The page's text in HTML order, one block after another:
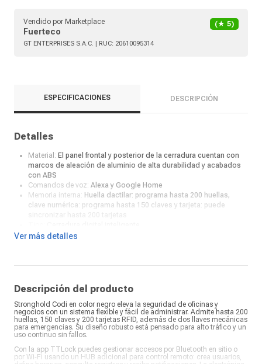
Vendido por Marketplace
Fuerteco
(★ 5)
GT ENTERPRISES S.A.C. | RUC: 20610095314
ESPECIFICACIONES DESCRIPCIÓN
Detalles
Material: El panel frontal y posterior de la cerradura cuentan con
marcos de aleación de aluminio de alta durabilidad y acabados
con ABS
Comandos de voz: Alexa y Google Home
Memoria interna: Huella dactilar: programa hasta 200 huellas,
clave numérica: programa hasta 150 claves y tarjeta: puede
Tipo de Tarjetas:
Recomendaciones:Para puertas de madera y aluminio semi -
¿Qué incluye en la caja?: 3 tarjetas, 2 llaves mecánicas de
emergencia y 4 pilas AA
Ver más detalles
Descripción del producto
Stronghold Codi en color negro eleva la seguridad de oficinas y
negocios con un sistema flexible y fácil de administrar. Admite hasta 200
huellas, 150 claves y 200 tarjetas RFID, además de dos llaves mecánicas
para emergencias. Su diseño robusto está pensado para alto tráfico y un
uso continuo sin fallos.
Con la app TTLock puedes gestionar accesos por Bluetooth en sitio o
por Wi‑Fi usando un HUB adicional para control remoto: crea usuarios,